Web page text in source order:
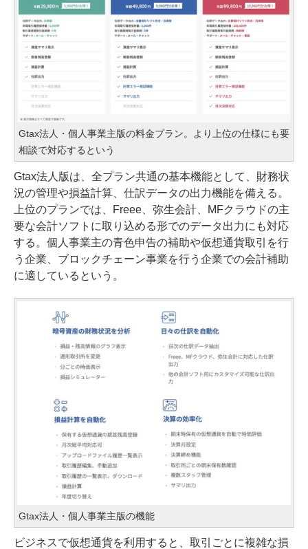
Gtax法人・個人事業主版の料金プラン。より上位の仕様にも要
相談で対応するという
Gtax法人版は、全プラン共通の基本機能として、財務状
況の管理や損益計算、仕訳データの出力機能を備える。
上位のプランでは、Freee、弥生会計、MFクラウドの主
要な会計ソフトに取り込める形でのデータ出力にも対応
する。個人事業主の青色申告の補助や仮想通貨取引を行
う企業、ブロックチェーン事業を行う企業での会計補助
に適しているという。
Gtax法人・個人事業主版の機能
ビジネスで仮想通貨を利用すると、取引ごとに複雑な損